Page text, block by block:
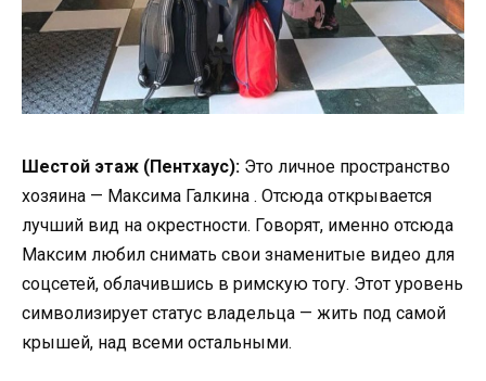
Шестой этаж (Пентхаус): Это личное пространство
хозяина — Максима Галкина . Отсюда открывается
лучший вид на окрестности. Говорят, именно отсюда
Максим любил снимать свои знаменитые видео для
соцсетей, облачившись в римскую тогу. Этот уровень
символизирует статус владельца — жить под самой
крышей, над всеми остальными.